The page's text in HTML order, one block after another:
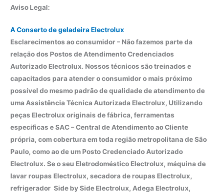
Aviso Legal:
A Conserto de geladeira Electrolux
Esclarecimentos ao consumidor – Não fazemos parte da
relação dos Postos de Atendimento Credenciados
Autorizado Electrolux. Nossos técnicos são treinados e
capacitados para atender o consumidor o mais próximo
possível do mesmo padrão de qualidade de atendimento de
uma Assistência Técnica Autorizada Electrolux, Utilizando
peças Electrolux originais de fábrica, ferramentas
especificas e SAC – Central de Atendimento ao Cliente
própria, com cobertura em toda região metropolitana de São
Paulo, como ao de um Posto Credenciado Autorizado
Electrolux. Se o seu Eletrodoméstico Electrolux, máquina de
lavar roupas Electrolux, secadora de roupas Electrolux,
refrigerador Side by Side Electrolux, Adega Electrolux,